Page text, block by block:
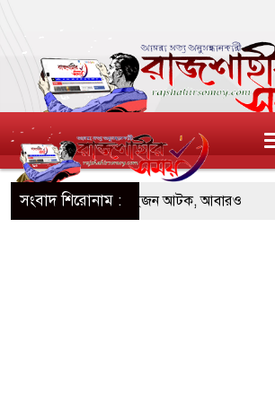
সংবাদ শিরোনাম :
পরিচয়ে দুইজন আটক, আবারও